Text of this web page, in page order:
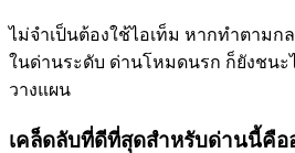
ไม่จำเป็นต้องใช้ไอเท็ม หากทำตาม
ในด่านระดับ ด่านโหมดนรก ก็ยังชนะ
วางแผน
เคล็ดลับที่ดีที่สุดสำหรับด่านนี้คือ